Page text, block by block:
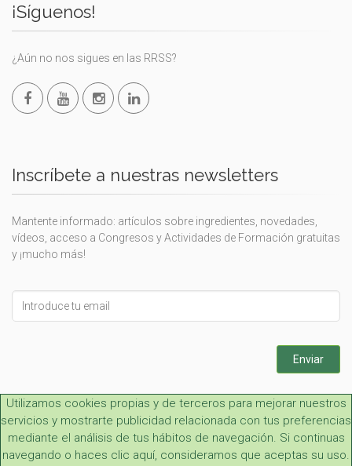
¡Síguenos!
¿Aún no nos sigues en las RRSS?
Inscríbete a nuestras newsletters
Mantente informado: artículos sobre ingredientes, novedades,
vídeos, acceso a Congresos y Actividades de Formación gratuitas
y ¡mucho más!
this
field
Enviar
Utilizamos cookies propias y de terceros para mejorar nuestros
servicios y mostrarte publicidad relacionada con tus preferencias
mediante el análisis de tus hábitos de navegación. Si continuas
navegando o haces clic aquí, consideramos que aceptas su uso.